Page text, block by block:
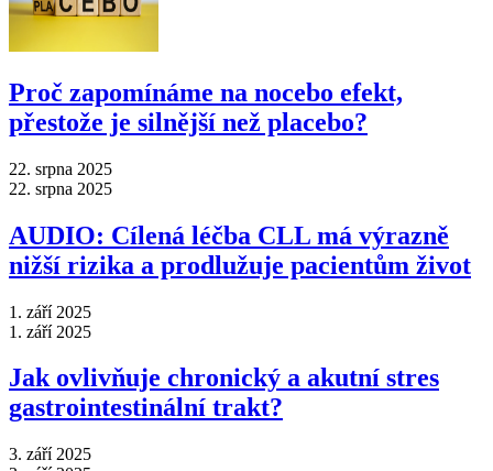
Proč zapomínáme na nocebo efekt,
přestože je silnější než placebo?
22. srpna 2025
22. srpna 2025
AUDIO: Cílená léčba CLL má výrazně
nižší rizika a prodlužuje pacientům život
1. září 2025
1. září 2025
Jak ovlivňuje chronický a akutní stres
gastrointestinální trakt?
3. září 2025